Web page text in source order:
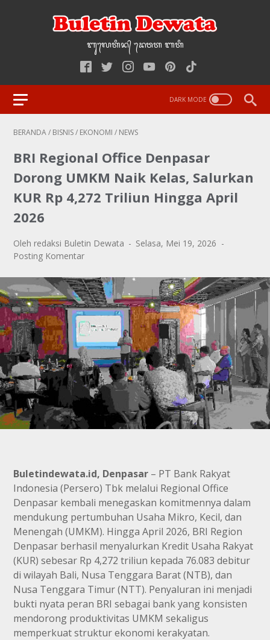
ᬩᬸ᭢ᬮᬢᬶᬦ᭄‌ ᭢ᬤᬯᬢ‌‌‌ ᬩᬢᬶ
BERANDA/ BISNIS/ EKONOMI / NEWS
BRI Regional Office Denpasar
Dorong UMKM Naik Kelas, Salurkan
KUR Rp 4,272 Triliun Hingga April
2026
Oleh redaksi Buletin Dewata
Selasa, Mei 19, 2026
Posting Komentar
Buletindewata.id, Denpasar – PT Bank Rakyat
Indonesia (Persero) Tbk melalui Regional Office
Denpasar kembali menegaskan komitmennya dalam
mendukung pertumbuhan Usaha Mikro, Kecil, dan
Menengah (UMKM). Hingga April 2026, BRI Region
Denpasar berhasil menyalurkan Kredit Usaha Rakyat
(KUR) sebesar Rp 4,272 triliun kepada 76.083 debitur
di wilayah Bali, Nusa Tenggara Barat (NTB), dan
Nusa Tenggara Timur (NTT). Penyaluran ini menjadi
bukti nyata peran BRI sebagai bank yang konsisten
mendorong produktivitas UMKM sekaligus
memperkuat struktur ekonomi kerakyatan.